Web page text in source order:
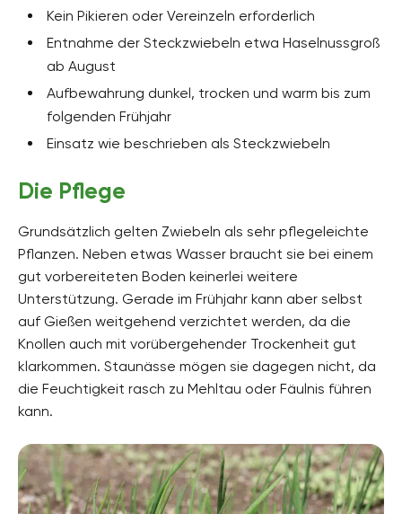
Kein Pikieren oder Vereinzeln erforderlich
Entnahme der Steckzwiebeln etwa Haselnussgroß
ab August
Aufbewahrung dunkel, trocken und warm bis zum
folgenden Frühjahr
Einsatz wie beschrieben als Steckzwiebeln
Die Pflege
Grundsätzlich gelten Zwiebeln als sehr pflegeleichte
Pflanzen. Neben etwas Wasser braucht sie bei einem
gut vorbereiteten Boden keinerlei weitere
Unterstützung. Gerade im Frühjahr kann aber selbst
auf Gießen weitgehend verzichtet werden, da die
Knollen auch mit vorübergehender Trockenheit gut
klarkommen. Staunässe mögen sie dagegen nicht, da
die Feuchtigkeit rasch zu Mehltau oder Fäulnis führen
kann.